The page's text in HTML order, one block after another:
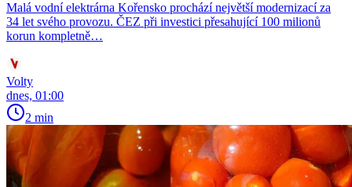
Malá vodní elektrárna Kořensko prochází největší modernizací za
34 let svého provozu. ČEZ při investici přesahující 100 milionů
korun kompletně…
Volty
dnes, 01:00
2 min